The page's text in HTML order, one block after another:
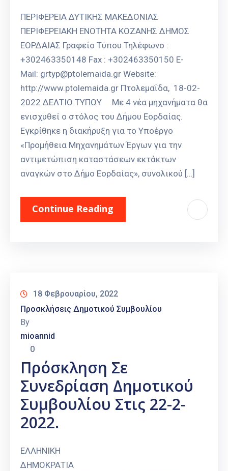
ΠΕΡΙΦΕΡΕΙΑ ΔΥΤΙΚΗΣ ΜΑΚΕΔΟΝΙΑΣ
ΠΕΡΙΦΕΡΕΙΑΚΗ ΕΝΟΤΗΤΑ ΚΟΖΑΝΗΣ ΔΗΜΟΣ
ΕΟΡΔΑΙΑΣ Γραφείο Τύπου Τηλέφωνο :
+302463350148 Fax : +302463350150 E-
Mail: grtyp@ptolemaida.gr Website:
http://www.ptolemaida.gr Πτολεμαΐδα, 18-02-
2022 ΔΕΛΤΙΟ ΤΥΠΟΥ Με 4 νέα μηχανήματα θα
ενισχυθεί ο στόλος του Δήμου Εορδαίας.
Εγκρίθηκε η διακήρυξη για το Υποέργο
«Προμήθεια Μηχανημάτων Έργων για την
αντιμετώπιση καταστάσεων εκτάκτων
αναγκών στο Δήμο Εορδαίας», συνολικού […]
Continue Reading
18 Φεβρουαρίου, 2022
Προσκλήσεις Δημοτικού Συμβουλίου
By
mioannid
0
Πρόσκληση Σε
Συνεδρίαση Δημοτικού
Συμβουλίου Στις 22-2-
2022.
ΕΛΛΗΝΙΚΗ
ΔΗΜΟΚΡΑΤΙΑ